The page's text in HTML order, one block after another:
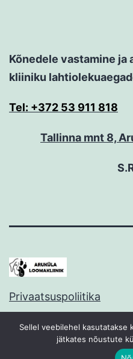
Kõnedele vastamine ja
kliiniku
Tel: +372 53 911 818
Tallinna mnt 8,
Privaatsuspoliitika
Proudly powered by
Sellel veebilehel kasutatakse
jätkates nõustute